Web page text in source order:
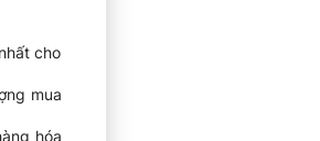
cho
mua
hóa